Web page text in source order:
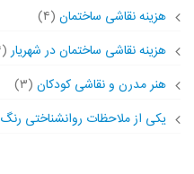
هزینه نقاشی ساختمان (۴)
هزینه نقاشی ساختمان در شهریار(۴)
هنر مدرن و نقاشی کودکان (۳)
یکی از ملاحظات روانشناختی رنگ